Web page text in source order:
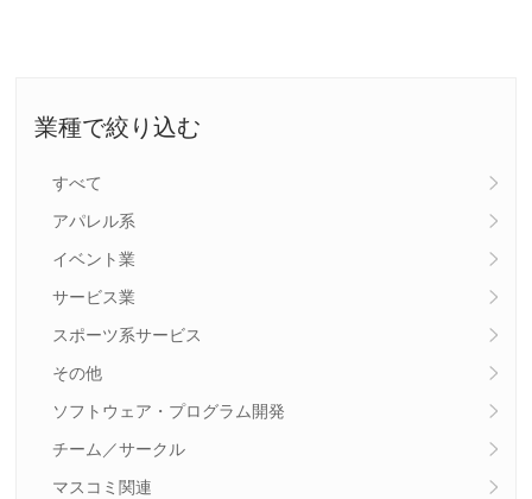
業種で絞り込む
すべて
アパレル系
イベント業
サービス業
スポーツ系サービス
その他
ソフトウェア・プログラム開発
チーム／サークル
マスコミ関連